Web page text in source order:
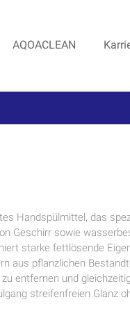
AQOACLEAN
Handspülmittel, das
Geschirr sowie
starke fettlösende
aus pflanzlichen
entfernen und
streifenfreien Glanz